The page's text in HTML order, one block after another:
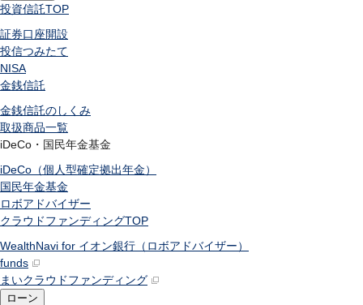
投資信託TOP
証券口座開設
投信つみたて
NISA
金銭信託
金銭信託のしくみ
取扱商品一覧
iDeCo・国民年金基金
iDeCo（個人型確定拠出年金）
国民年金基金
ロボアドバイザー
クラウドファンディングTOP
WealthNavi for イオン銀行（ロボアドバイザー）
funds
まいクラウドファンディング
ローン